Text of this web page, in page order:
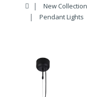
New Collection
Pendant Lights